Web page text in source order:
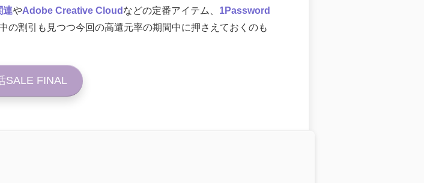
連やAdobe Creative Cloud などの定番アイテム、 1Password
の割引も見つつ今回の高還元率の期間中に押さえておくのも
SALE FINAL